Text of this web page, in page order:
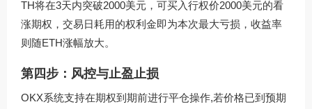
TH将在3天内突破2000美元，可买入行权价2000美元的看
涨期权，交易日耗用的权利金即为本次最大亏损，收益率
则随ETH涨幅放大。
第四步：风控与止盈止损
OKX系统支持在期权到期前进行平仓操作,若价格已到预期